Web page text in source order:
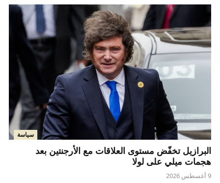
سياسة
البرازيل تخفّض مستوى العلاقات مع الأرجنتين بعد
هجمات ميلي على لولا
9 أغسطس 2026